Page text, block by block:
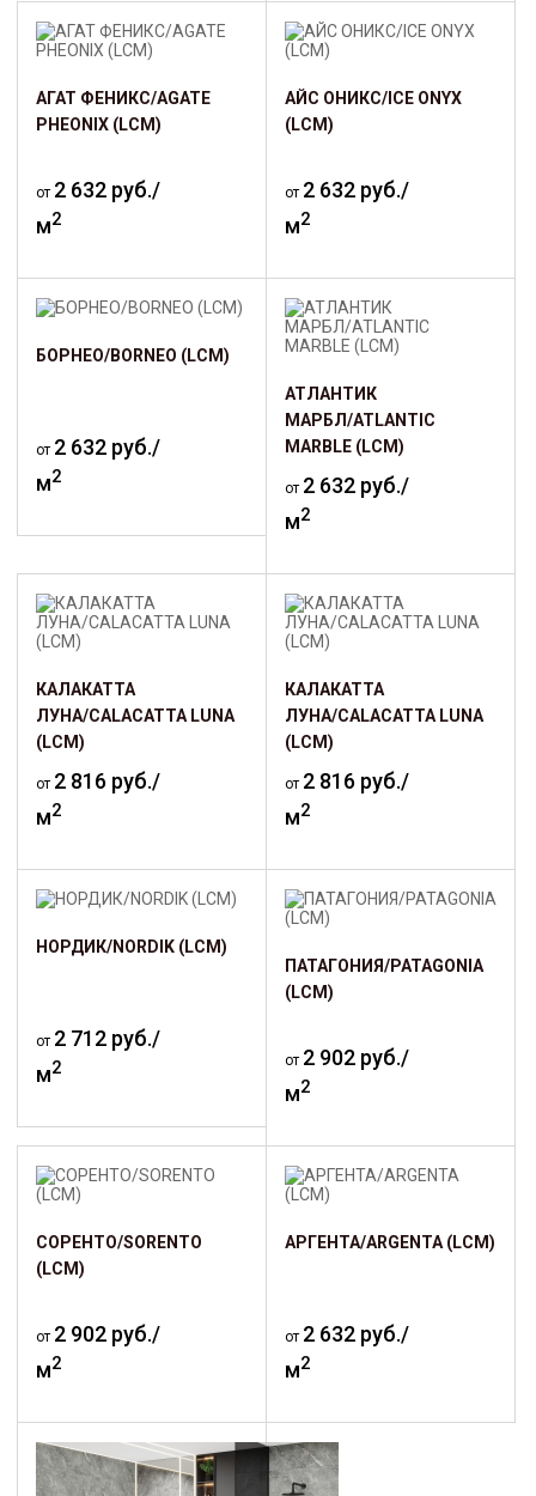
АГАТ ФЕНИКС/AGATE
PHEONIX (LCM)
от 2 632 руб./
м2
АЙС ОНИКС/ICE ONYX
(LCM)
от 2 632 руб./
м2
БОРНЕО/BORNEO (LCM)
от 2 632 руб./
м2
АТЛАНТИК
МАРБЛ/ATLANTIC
MARBLE (LCM)
от 2 632 руб./
м2
КАЛАКАТТА
ЛУНА/CALACATTA LUNA
(LCM)
от 2 816 руб./
м2
КАЛАКАТТА
ЛУНА/CALACATTA LUNA
(LCM)
от 2 816 руб./
м2
НОРДИК/NORDIK (LCM)
от 2 712 руб./
м2
ПАТАГОНИЯ/PATAGONIA
(LCM)
от 2 902 руб./
м2
СОРЕНТО/SORENTO
(LCM)
от 2 902 руб./
м2
АРГЕНТА/ARGENTA (LCM)
от 2 632 руб./
м2